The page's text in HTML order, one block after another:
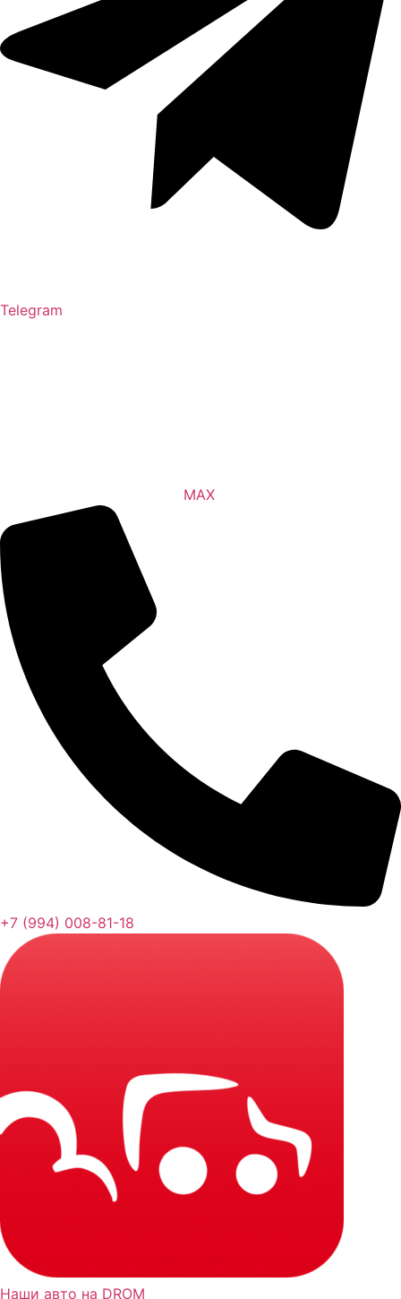
Telegram
MAX
+7 (994) 008-81-18
Наши авто на DROM